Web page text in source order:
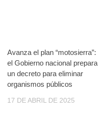
Avanza el plan “motosierra”:
el Gobierno nacional prepara
un decreto para eliminar
organismos públicos
17 DE ABRIL DE 2025